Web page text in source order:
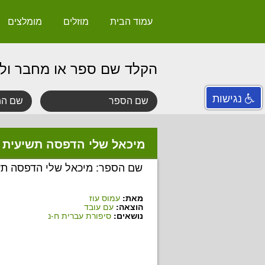
עמוד הבית מוזלים מומלצים
הקלד שם ספר או מחבר
מיכאל שלי הדפסה תשיעית
שם הספר: מיכאל שלי הדפסה
מאת: עמוס עוז
הוצאה: עם עובד
נושאים: סיפורת עברית ח-נ
נגישות